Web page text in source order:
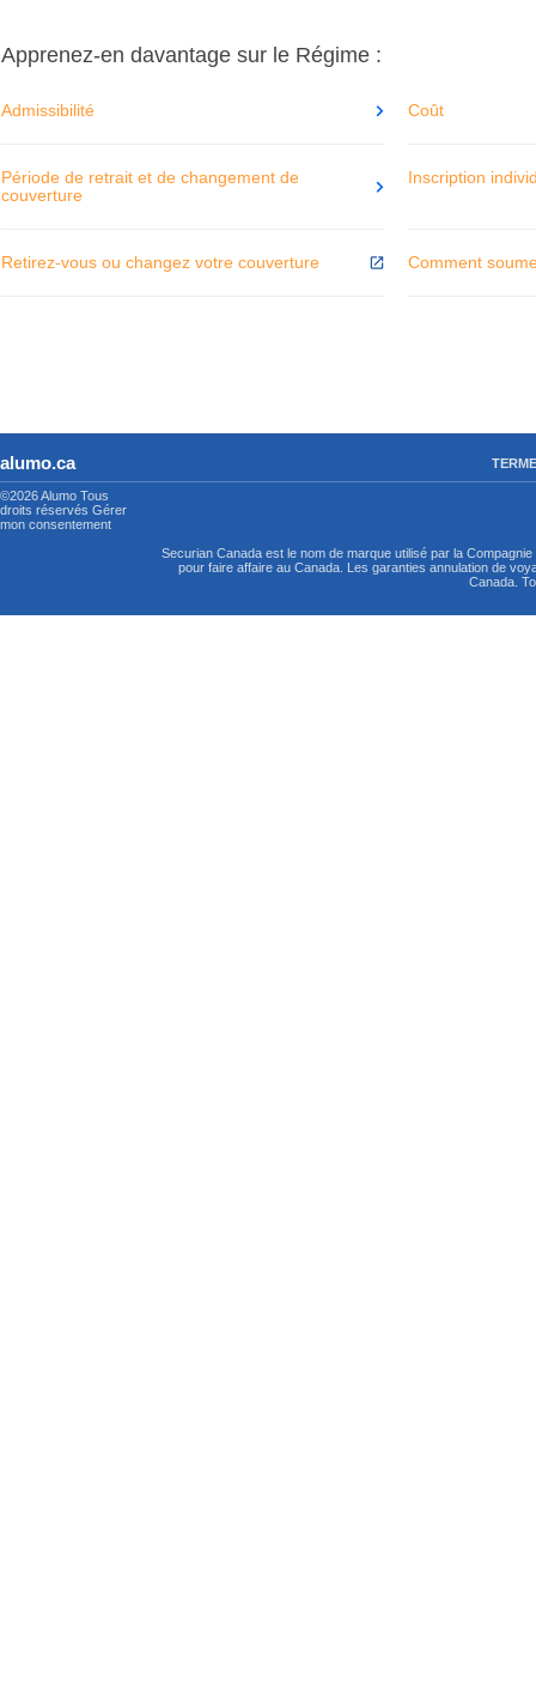
Apprenez-en davantage sur le Régime :
Admissibilité Coût
Période de retrait et de changement de
couverture
Inscription
Retirez-vous ou changez votre couverture Comment
alumo.ca
©2026 Alumo Tous
droits réservés Gérer
mon consentement
Securian Canada est le nom de marque utilisé par la
pour faire affaire au Canada. Les garanties annulation de
Canada.